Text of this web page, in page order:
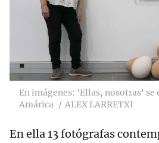
En imágenes: 'Ellas, nosotras' se
Amárica
ALEX LARRETXI
En ella 13 fotógrafas